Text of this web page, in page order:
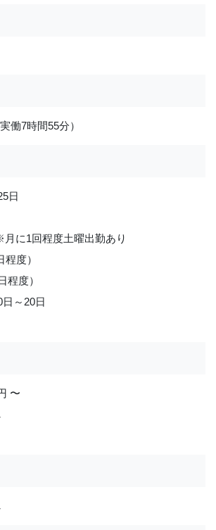
働7時間55分）
日
に1回程度土曜出勤あり
度）
度）
～20日
〜